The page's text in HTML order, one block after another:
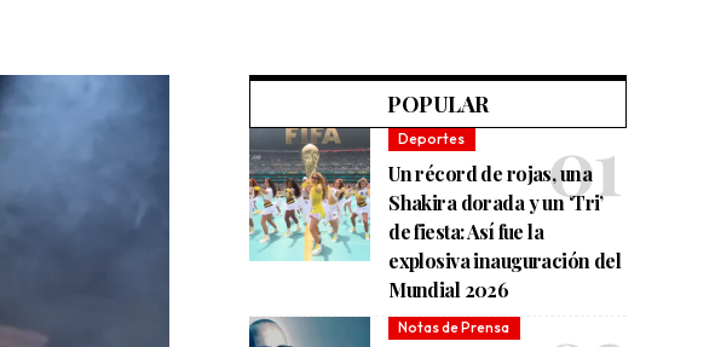
POPULAR
Deportes
Un récord de rojas, una
Shakira dorada y un ‘Tri’
de fiesta: Así fue la
explosiva inauguración del
Mundial 2026
Notas de Prensa